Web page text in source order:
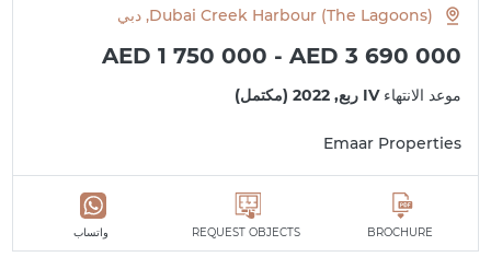
Dubai Creek Harbour (The Lagoons), دبي
AED 1 750 000 - AED 3 690 000
موعد الانتهاءIV ربع, 2022 (مكتمل)
Emaar Properties
BROCHURE
REQUEST OBJECTS واتساب